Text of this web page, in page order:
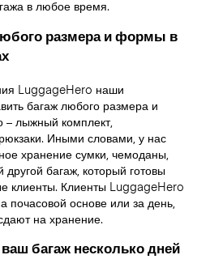
в любое время.
размера и формы в
LuggageHero наши
багаж любого размера и
лыжный комплект,
Иными словами, у нас
хранение сумки, чемоданы,
багаж, который готовы
клиенты. Клиенты LuggageHero
почасовой основе или за день,
на хранение.
багаж несколько дней